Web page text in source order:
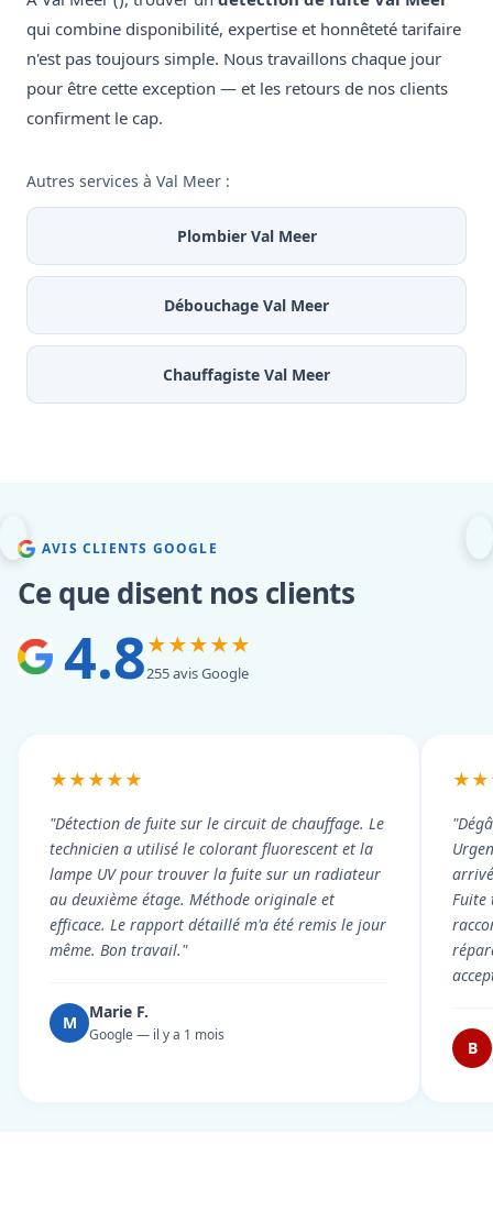
qui combine disponibilité, expertise et honnêteté tarifaire
n'est pas toujours simple. Nous travaillons chaque jour
pour être cette exception — et les retours de nos clients
confirment le cap.
Autres services à Val Meer :
Plombier Val Meer
Débouchage Val Meer
Chauffagiste Val Meer
AVIS CLIENTS GOOGLE
Ce que disent nos clients
4.8★★★★★
255 avis Google
★★★★★
"Détection de fuite sur le circuit de chauffage. Le
technicien a utilisé le colorant fluorescent et la
lampe UV pour trouver la fuite sur un radiateur
au deuxième étage. Méthode originale et
efficace. Le rapport détaillé m'a été remis le jour
même. Bon travail."
M
Marie F.
Google — il y a 1 mois
Fuite
B